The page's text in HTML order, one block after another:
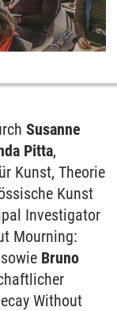
Susanne
Pitta,
Kunst, Theorie
Kunst
Investigator
Mourning:
Bruno
Without